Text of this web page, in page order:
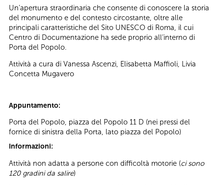
Un’apertura straordinaria che consente di conoscere la storia
del monumento e del contesto circostante, oltre alle
principali caratteristiche del Sito UNESCO di Roma, il cui
Centro di Documentazione ha sede proprio all’interno di
Porta del Popolo.
Attività a cura di Vanessa Ascenzi, Elisabetta Maffioli, Livia
Concetta Mugavero
Appuntamento:
Porta del Popolo, piazza del Popolo 11 D (nei pressi del
fornice di sinistra della Porta, lato piazza del Popolo)
Informazioni:
Attività non adatta a persone con difficoltà motorie (ci sono
120 gradini da salire)